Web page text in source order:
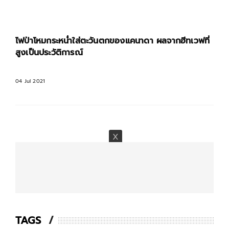
ไฟป่าโหมกระหน่ำใส่ตะวันตกของแคนาดา ผลจากฮีทเวฟที่
สูงเป็นประวัติการณ์
04 Jul 2021
TAGS